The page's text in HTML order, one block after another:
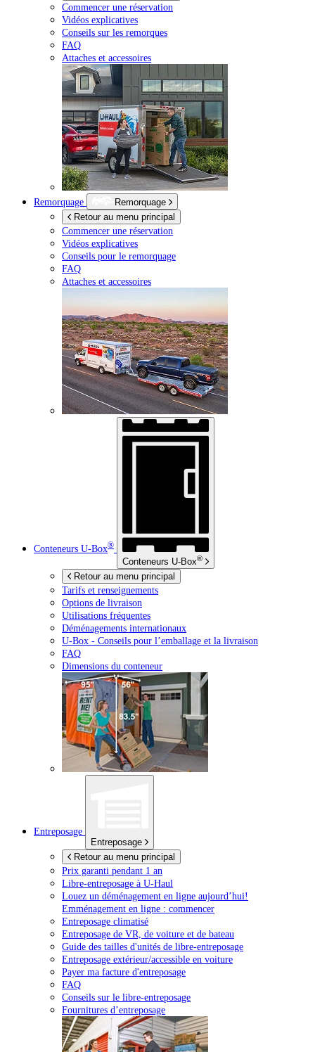
Commencer une réservation
Vidéos explicatives
Conseils sur les remorques
FAQ
Attaches et accessoires
Remorquage
Remorquage
Retour au menu principal
Commencer une réservation
Vidéos explicatives
Conseils pour le remorquage
FAQ
Attaches et accessoires
Conteneurs U-Box®
Conteneurs U-Box®
Retour au menu principal
Tarifs et renseignements
Options de livraison
Utilisations fréquentes
Déménagements internationaux
U-Box - Conseils pour l’emballage et la livraison
FAQ
Dimensions du conteneur
Entreposage
Entreposage
Retour au menu principal
Prix garanti pendant 1 an
Libre-entreposage à U-Haul
Louez un déménagement en ligne aujourd’hui!
Emménagement en ligne : commencer
Entreposage climatisé
Entreposage de VR, de voiture et de bateau
Guide des tailles d'unités de libre-entreposage
Entreposage extérieur/accessible en voiture
Payer ma facture d'entreposage
FAQ
Conseils sur le libre-entreposage
Fournitures d’entreposage